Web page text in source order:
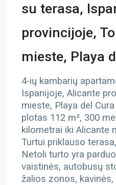
su terasa,
provincijoje,
mieste, Playa
4-ių kambarių
Ispanijoje, Alicante
mieste, Playa del
plotas 112 m², 300
kilometrai iki Alicante
Turtui priklauso
Netoli turto yra
vaistinės, autobusų
žalios zonos,